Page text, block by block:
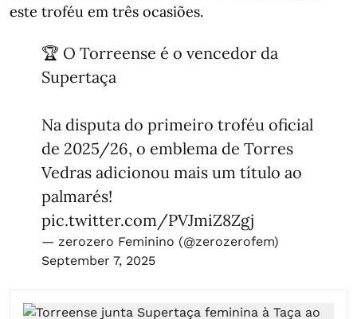
este troféu em três ocasiões.
🏆 O Torreense é o vencedor da
Supertaça
Na disputa do primeiro troféu oficial
de 2025/26, o emblema de Torres
Vedras adicionou mais um título ao
palmarés!
pic.twitter.com/PVJmiZ8Zgj
— zerozero Feminino (@zerozerofem)
September 7, 2025